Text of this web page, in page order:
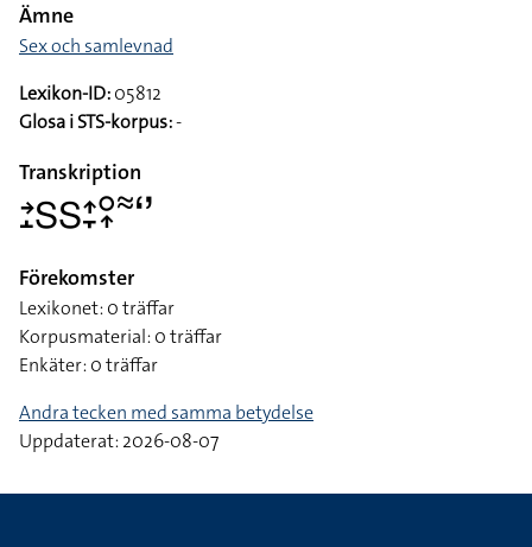
Ämne
Sex och samlevnad
Lexikon-ID:05812
Glosa i STS-korpus:-
Transkription
􌥔􌤸􌥅􌥅􌤴􌥙􌥰􌥾􌦇􌥬
Förekomster
Lexikonet: 0 träffar
Korpusmaterial: 0 träffar
Enkäter: 0 träffar
Andra tecken med samma betydelse
Uppdaterat: 2026-08-07